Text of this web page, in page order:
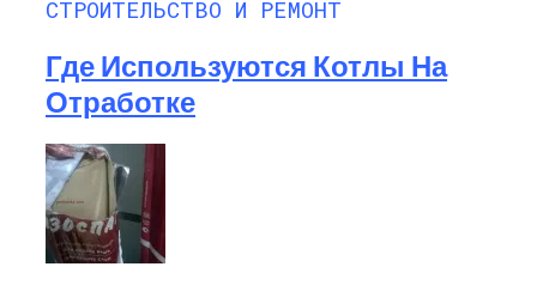
СТРОИТЕЛЬСТВО И РЕМОНТ
Где Используются Котлы На
Отработке